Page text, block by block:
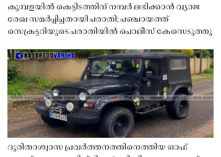
കുമ്പളയിൽ കെട്ടിടത്തിന് നമ്പർ ലഭിക്കാൻ വ്യാജ
രേഖ സമർപ്പിച്ചതായി പരാതി; പഞ്ചായത്ത്
സെക്രട്ടറിയുടെ പരാതിയിൽ പൊലീസ് കേസെടുത്തു
ദുരിതാശ്വാസ പ്രവർത്തനത്തിനെത്തിയ ഓഫ്